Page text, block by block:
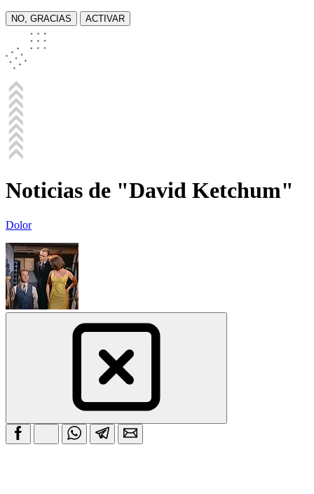
NO, GRACIAS ACTIVAR
Noticias de "David Ketchum"
Dolor